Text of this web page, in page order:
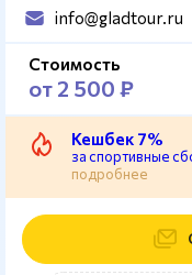
info@gladtour.ru
Стоимость
от 2 500 ₽
Кешбек 7%
за спортивные
подробнее